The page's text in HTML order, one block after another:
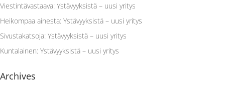
Viestintävastaava: Ystävyyksistä – uusi yritys
Heikompaa ainesta: Ystävyyksistä – uusi yritys
Sivustakatsoja: Ystävyyksistä – uusi yritys
Kuntalainen: Ystävyyksistä – uusi yritys
Archives